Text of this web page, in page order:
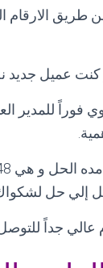
الارقام
لو كنت عميل
48 ساعة يتم نقل الشكوي
إلي حل
عالي جداً